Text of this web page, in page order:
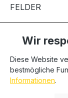
FELDER
Bleiben
Wir
Diese Website
bestmögliche
Informationen.